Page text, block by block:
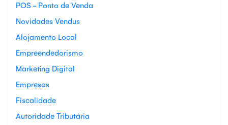
POS - Ponto de Venda
Novidades Vendus
Alojamento Local
Empreendedorismo
Marketing Digital
Empresas
Fiscalidade
Autoridade Tributária